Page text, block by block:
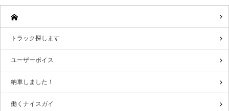
トラック探します
ユーザーボイス
納車しました！
働くナイスガイ